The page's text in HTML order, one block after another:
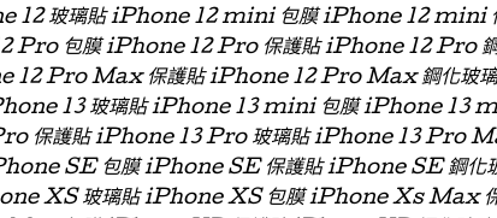
12 玻璃貼 iPhone 12 mini 包膜 iPhone 12 mini
包膜 iPhone 12 Pro 保護貼 iPhone 12 Pro
Pro Max 保護貼 iPhone 12 Pro Max 鋼化玻
13 玻璃貼 iPhone 13 mini 包膜 iPhone 13
保護貼 iPhone 13 Pro 玻璃貼 iPhone 13 Pro
SE 包膜 iPhone SE 保護貼 iPhone SE 鋼化
XS 玻璃貼 iPhone XS 包膜 iPhone Xs Max